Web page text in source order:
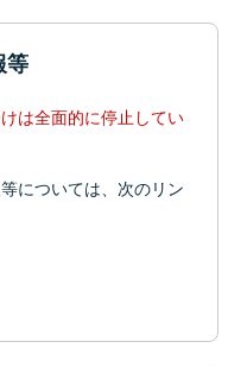
等
は全面的に停止してい
については、次のリン